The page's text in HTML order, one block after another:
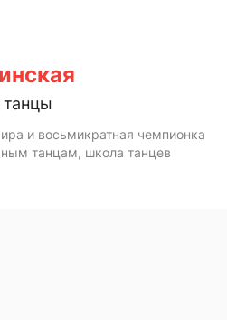
и восьмикратная чемпионка
танцам, школа танцев